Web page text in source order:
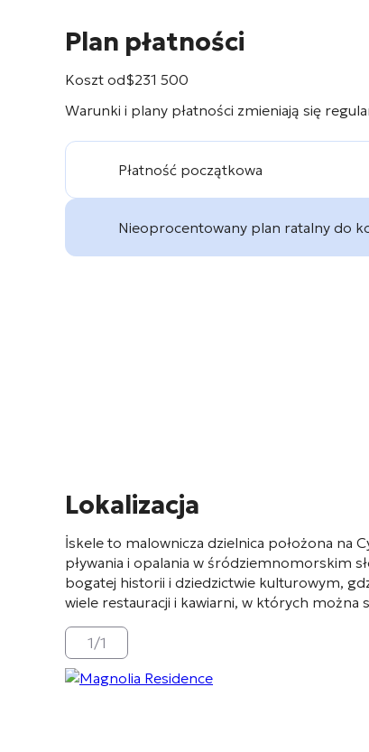
Plan płatności
Koszt od$231 500
Warunki i plany płatności zmieniają się
Płatność początkowa
Nieoprocentowany plan ratalny do
Lokalizacja
İskele to malownicza dzielnica położona na
pływania i opalania w śródziemnomorskim
bogatej historii i dziedzictwie kulturowym,
wiele restauracji i kawiarni, w których
1/1